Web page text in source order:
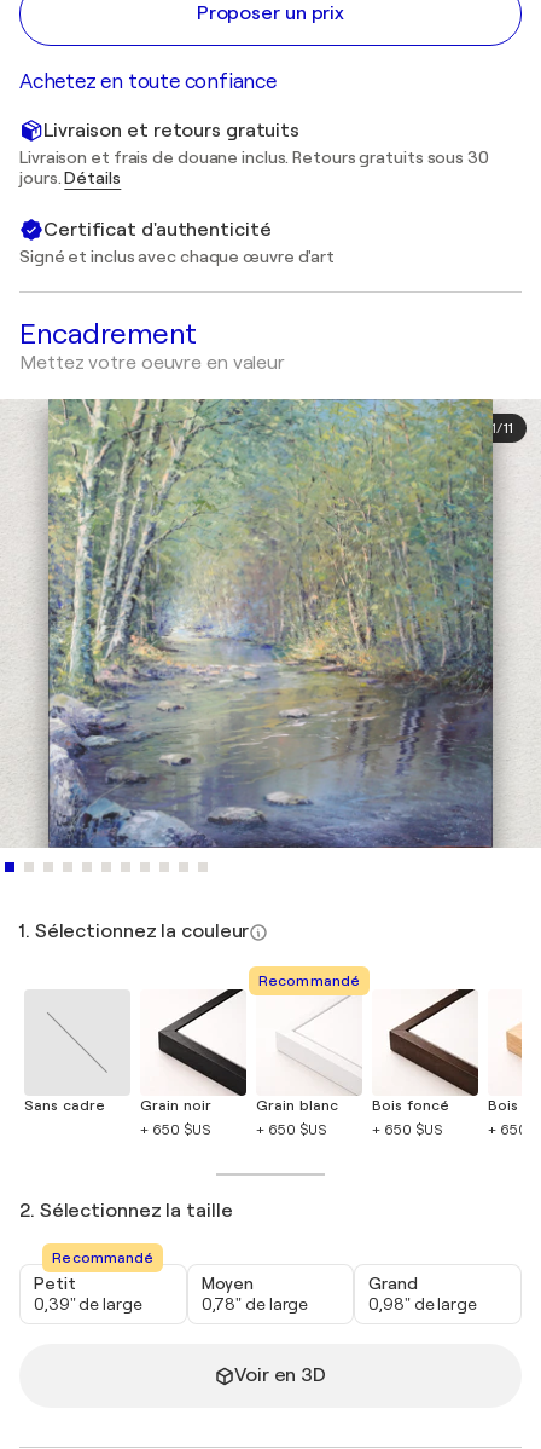
Proposer un prix
Achetez en toute confiance
Livraison et retours gratuits
Livraison et frais de douane inclus. Retours gratuits sous 30
jours.Détails
Certificat d'authenticité
Signé et inclus avec chaque œuvre d'art
Encadrement
Mettez votre oeuvre en valeur
1/11
1. Sélectionnez la couleur
Sans cadre
Grain noir
+ 650 $US
Recommandé
Grain blanc
+ 650 $US
Bois foncé
+ 650 $US
Bois
+ 650
2. Sélectionnez la taille
Recommandé
Petit
0,39" de large
Moyen
0,78" de large
Grand
0,98" de large
Voir en 3D